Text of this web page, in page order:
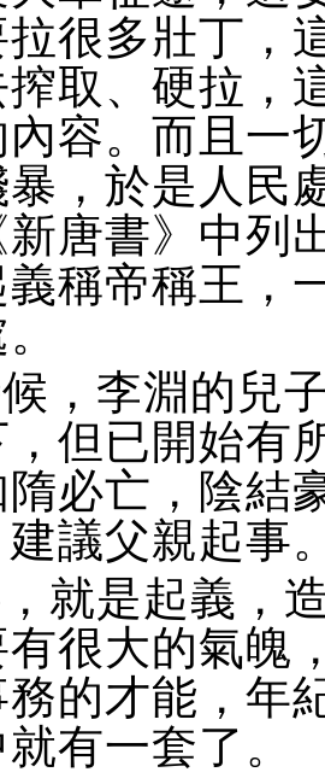
很多壯丁，
取、硬拉，
容。而且一
，於是人民
唐書》中列
稱帝稱王，
，李淵的兒
但已開始有
隋必亡，陰結
議父親起事
就是起義，
很大的氣魄
的才能，年
有一套了。